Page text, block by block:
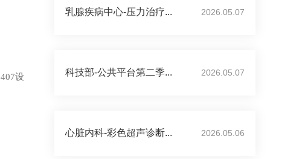
407设
乳腺疾病中心-压力治疗... 2026.05.07
科技部-公共平台第二季... 2026.05.07
心脏内科-彩色超声诊断... 2026.05.06